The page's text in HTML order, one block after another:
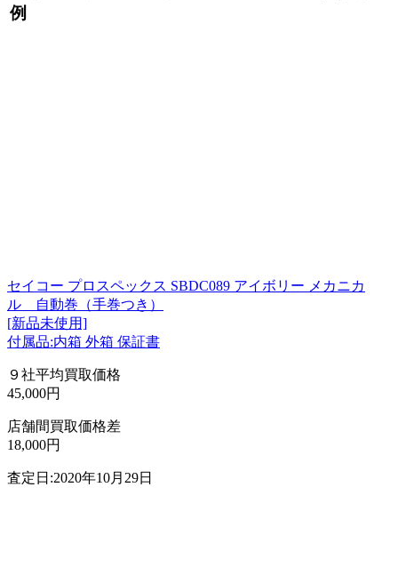
例
セイコー プロスペックス SBDC089 アイボリー メカニカ
ル 自動巻（手巻つき）
[新品未使用]
付属品:内箱 外箱 保証書
９社平均買取価格
45,000円
店舗間買取価格差
18,000円
査定日:2020年10月29日